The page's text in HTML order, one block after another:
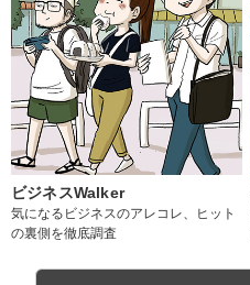
ビジネスWalker
気になるビジネスのアレコレ、ヒット
の裏側を徹底調査